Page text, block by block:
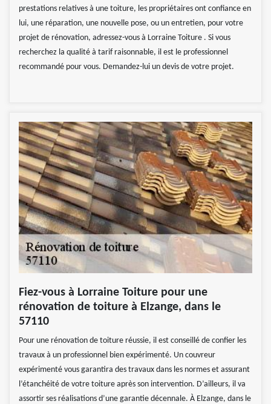
prestations relatives à une toiture, les propriétaires ont confiance en
lui, une réparation, une nouvelle pose, ou un entretien, pour votre
projet de rénovation, adressez-vous à Lorraine Toiture . Si vous
recherchez la qualité à tarif raisonnable, il est le professionnel
recommandé pour vous. Demandez-lui un devis de votre projet.
Fiez-vous à Lorraine Toiture pour une
rénovation de toiture à Elzange, dans le
57110
Pour une rénovation de toiture réussie, il est conseillé de confier les
travaux à un professionnel bien expérimenté. Un couvreur
expérimenté vous garantira des travaux dans les normes et assurant
l’étanchéité de votre toiture après son intervention. D’ailleurs, il va
assortir ses réalisations d’une garantie décennale. À Elzange, dans le